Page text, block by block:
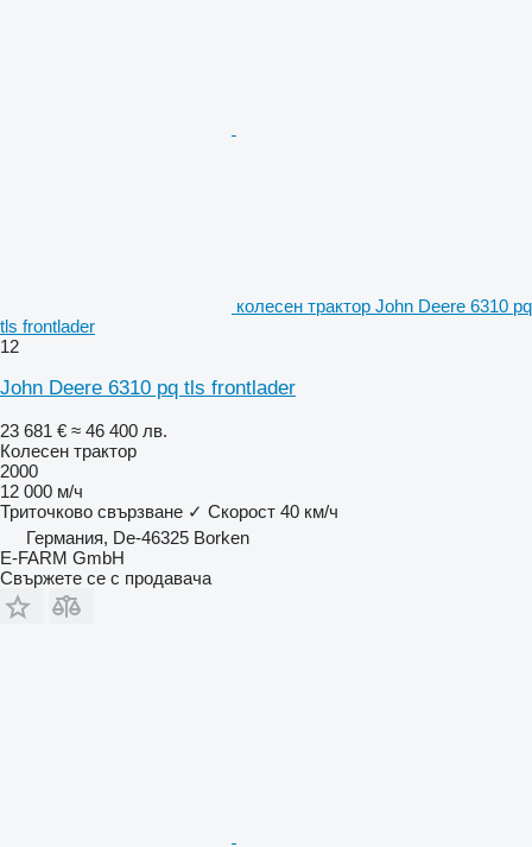
колесен трактор John Deere 6310 pq
tls frontlader
12
John Deere 6310 pq tls frontlader
23 681 € ≈ 46 400 лв.
Колесен трактор
2000
12 000 м/ч
Триточково свързване ✓ Скорост 40 км/ч
Германия, De-46325 Borken
E-FARM GmbH
Свържете се с продавача